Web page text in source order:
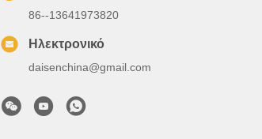
86--13641973820
Ηλεκτρονικό
daisenchina@gmail.com